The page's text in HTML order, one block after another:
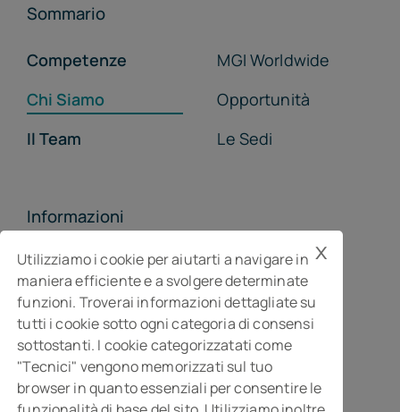
Sommario
Competenze
Chi Siamo
Il Team
MGI Worldwide
Opportunità
Le Sedi
Informazioni
MGI Studiopragma Stp s.r.l.
Società di consulenza per l’impresa
Via Della Costituzione, 10- 61032 Fano PU
Isc. REA n° 119788
Utilizziamo i cookie per aiutarti a navigare in
maniera efficiente e a svolgere determinate
funzioni. Troverai informazioni dettagliate su
tutti i cookie sotto ogni categoria di consensi
sottostanti. I cookie categorizzatati come
"Tecnici" vengono memorizzati sul tuo
browser in quanto essenziali per consentire le
x